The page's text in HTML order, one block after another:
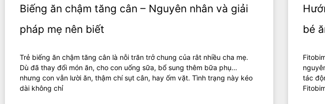
Biếng ăn chậm tăng cân – Nguyên nhân và giải
pháp mẹ nên biết
Trẻ biếng ăn chậm tăng cân là nỗi trăn trở chung của rât nhiều cha mẹ.
Dù đã thay đổi món ăn, cho con uống sữa, bổ sung thêm bữa phụ…
nhưng con vẫn lười ăn, thậm chí sụt cân, hay ốm vặt. Tình trạng này kéo
dài không chỉ
bé
tác